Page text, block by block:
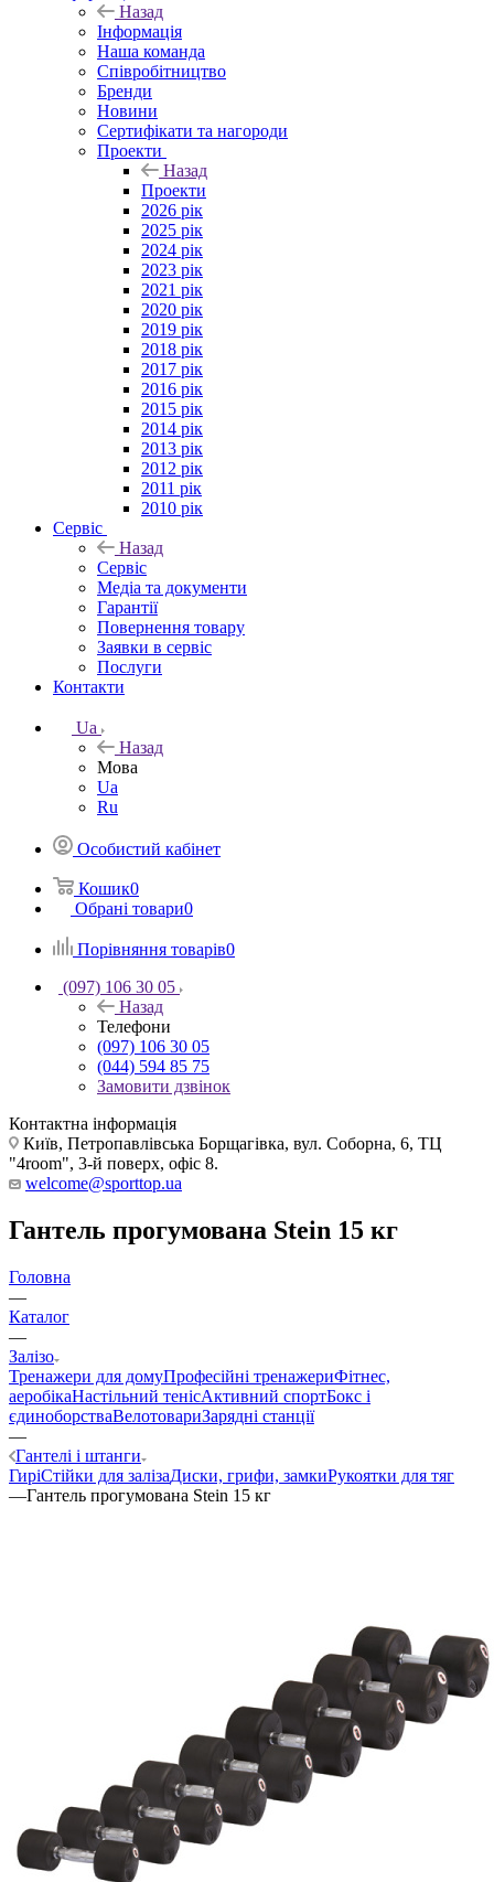
Назад
Інформація
Наша команда
Співробітництво
Бренди
Новини
Сертифікати та нагороди
Проекти
Назад
Проекти
2026 рік
2025 рік
2024 рік
2023 рік
2021 рік
2020 рік
2019 рік
2018 рік
2017 рік
2016 рік
2015 рік
2014 рік
2013 рік
2012 рік
2011 рік
2010 рік
Сервіс
Назад
Сервіс
Медіа та документи
Гарантії
Повернення товару
Заявки в сервіс
Послуги
Контакти
Ua
Назад
Мова
Ua
Ru
Особистий кабінет
Кошик0
Обрані товари0
Порівняння товарів0
(097) 106 30 05
Назад
Телефони
(097) 106 30 05
(044) 594 85 75
Замовити дзвінок
Контактна інформація
Київ, Петропавлівська Борщагівка, вул. Соборна, 6, ТЦ
"4room", 3-й поверх, офіс 8.
welcome@sporttop.ua
Гантель прогумована Stein 15 кг
Головна
—
Каталог
—
Залізо
Тренажери для домуПрофесійні тренажериФітнес,
аеробікаНастільний тенісАктивний спортБокс і
єдиноборстваВелотовариЗарядні станції
—
Гантелі і штанги
ГиріСтійки для залізаДиски, грифи, замкиРукоятки для тяг
—Гантель прогумована Stein 15 кг